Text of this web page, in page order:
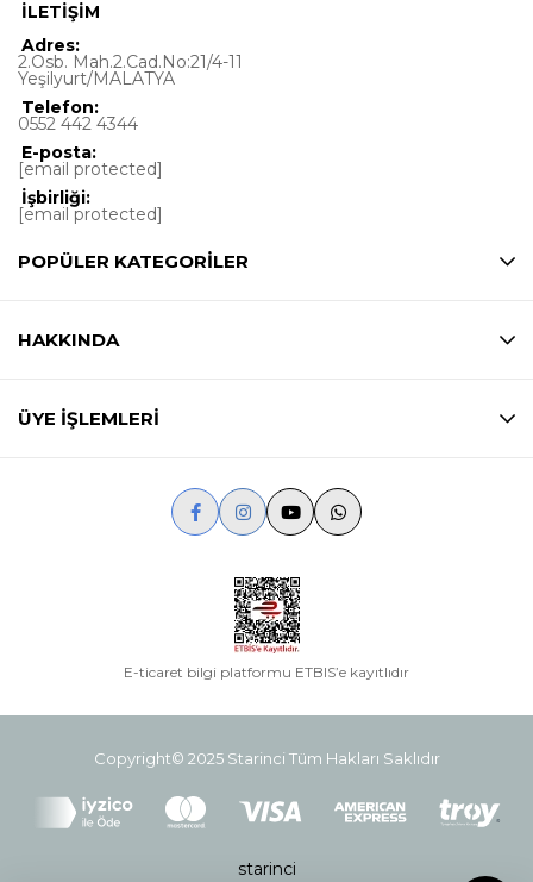
İLETİŞİM
Adres:
2.Osb. Mah.2.Cad.No:21/4-11
Yeşilyurt/MALATYA
Telefon:
0552 442 4344
E-posta:
[email protected]
İşbirliği:
[email protected]
POPÜLER KATEGORİLER
HAKKINDA
ÜYE İŞLEMLERİ
E-ticaret bilgi platformu ETBIS’e kayıtlıdır
Copyright© 2025 Starinci Tüm Hakları Saklıdır
starinci